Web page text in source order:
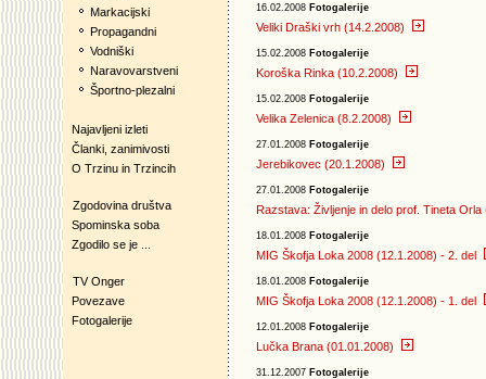
Markacijski
Propagandni
Vodniški
Naravovarstveni
Športno-plezalni
Najavljeni izleti
Članki, zanimivosti
O Trzinu in Trzincih
Zgodovina društva
Spominska soba
Zgodilo se je ...
TV Onger
Povezave
Fotogalerije
16.02.2008 Fotogalerije
Veliki Draški vrh (14.2.2008)
15.02.2008 Fotogalerije
Koroška Rinka (10.2.2008)
15.02.2008 Fotogalerije
Velika Zelenica (8.2.2008)
27.01.2008 Fotogalerije
Jerebikovec (20.1.2008)
27.01.2008 Fotogalerije
Razstava: Življenje in delo prof. Tineta Orla
18.01.2008 Fotogalerije
MIG Škofja Loka 2008 (12.1.2008) - 2. del
18.01.2008 Fotogalerije
MIG Škofja Loka 2008 (12.1.2008) - 1. del
12.01.2008 Fotogalerije
Lučka Brana (01.01.2008)
31.12.2007 Fotogalerije